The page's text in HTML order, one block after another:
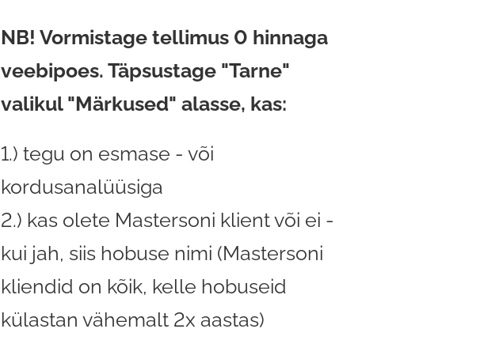
NB! Vormistage tellimus 0 hinnaga
veebipoes. Täpsustage "Tarne"
valikul "Märkused" alasse, kas:
1.) tegu on esmase - või
kordusanalüüsiga
2.) kas olete Mastersoni klient või ei -
kui jah, siis hobuse nimi (Mastersoni
kliendid on kõik, kelle hobuseid
külastan vähemalt 2x aastas)